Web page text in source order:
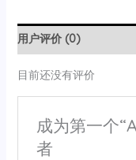
用户评价 (0)
目前还没有评价
成为第一个
者